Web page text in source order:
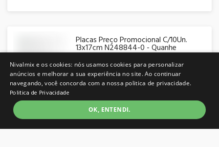
Placas Preço Promocional C/10Un.
13x17cm N248844-0 - Quanhe
R$ 4,99
COMPRAR
Adicionar à lista
Nivalmix e os cookies: nós usamos cookies para personalizar
anúncios e melhorar a sua experiência no site. Ao continuar
navegando, você concorda com a nossa politica de privacidade.
Politica de Privacidade
OK, ENTENDI.